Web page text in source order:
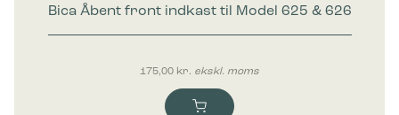
Bica Åbent front indkast til Model 625 & 626
175,00 kr. ekskl. moms